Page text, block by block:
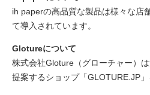
ih paperの高品質な製品は様々な店
て導入されています。
Glotureについて
株式会社Gloture（グローチャー）
提案するショップ「GLOTURE.JP」